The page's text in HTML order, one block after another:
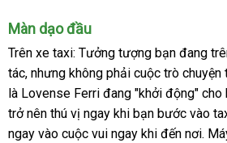
Màn dạo đầu
tư
vấn
Trên xe taxi: Tưởng tượng bạn đang
tácgiá
bán
, trung
tâm
nhưng không phải cuộc trò chuyện
là Lovense Ferri đang "khởi động" cho
trở nên thú vị ngay khi bạn bước vào
ngay vào cuộc vui ngay khi đến nơi.